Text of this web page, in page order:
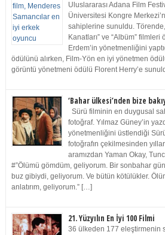
Uluslararası Adana Film
Üniversitesi Kongre
sahiplerine sunuldu. Törende,
Kanatları” ve “Albüm”
Erdem’in yönetmenliğini
ödülünü alırken, Film-Yön en iyi yönetmen
görüntü yönetmeni ödülü Florent Herry’e
‘Bahar ülkesi’nden bize
Sürü filminin en duygusal
fotoğraf. Yılmaz Güney’in
yönetmenliğini üstlendiği
fotoğrafın çekilmesinden
aramızdan Yaman Okay,
#”Ölümü gömdüm, geliyorum. Bir sonbahar
buz gibiydi, geliyorum. Ve bütün kötülükler.
anlatırım, geliyorum.” […]
21. Yüzyılın En İyi 100 Filmi
36 ülkeden 177 eleştirmenin